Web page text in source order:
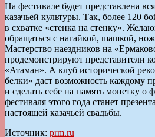
На фестивале будет представлена
казачьей культуры. Так, более 120
в схватке «стенка на стенку».
обращаться с нагайкой, шашкой,
Мастерство наездников на
продемонстрируют представители
«Атаман». А клуб исторической
белки» даст возможность каждому
и сделать себе на память монетку о
фестиваля этого года станет
настоящей казачьей свадьбы.
Источник: prm.ru